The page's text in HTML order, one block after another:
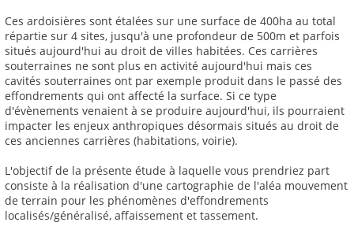
Ces ardoisières sont étalées sur une surface de 400ha au total
répartie sur 4 sites, jusqu'à une profondeur de 500m et parfois
situés aujourd'hui au droit de villes habitées. Ces carrières
souterraines ne sont plus en activité aujourd'hui mais ces
cavités souterraines ont par exemple produit dans le passé des
effondrements qui ont affecté la surface. Si ce type
d'évènements venaient à se produire aujourd'hui, ils pourraient
impacter les enjeux anthropiques désormais situés au droit de
ces anciennes carrières (habitations, voirie).
L'objectif de la présente étude à laquelle vous prendriez part
consiste à la réalisation d'une cartographie de l'aléa mouvement
de terrain pour les phénomènes d'effondrements
localisés/généralisé, affaissement et tassement.